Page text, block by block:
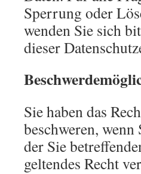
Sperrung oder
wenden Sie sich
dieser
Sie haben das
beschweren,
der Sie
geltendes Recht